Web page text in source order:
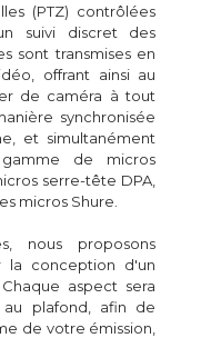
(PTZ) contrôlées
suivi discret des
sont transmises en
offrant ainsi au
de caméra à tout
synchronisée
et simultanément
de micros
serre-tête DPA,
micros Shure.
nous proposons
la conception d'un
aspect sera
plafond, afin de
de votre émission,